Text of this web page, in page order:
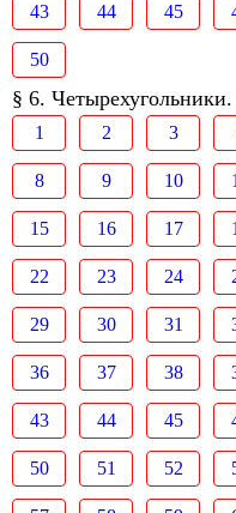
43 44 45
50
§ 6.
1 2 3
8 9 10
15 16 17
22 23 24
29 30 31
36 37 38
43 44 45
50 51 52